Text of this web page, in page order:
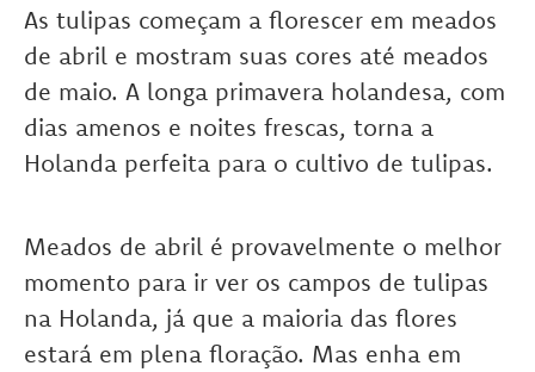
As tulipas começam a florescer em meados
de abril e mostram suas cores até meados
de maio. A longa primavera holandesa, com
dias amenos e noites frescas, torna a
Holanda perfeita para o cultivo de tulipas.
Meados de abril é provavelmente o melhor
momento para ir ver os campos de tulipas
na Holanda, já que a maioria das flores
estará em plena floração. Mas enha em